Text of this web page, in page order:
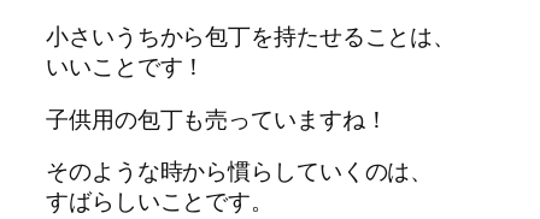
小さいうちから包丁を持たせることは、
いいことです！
子供用の包丁も売っていますね！
そのような時から慣らしていくのは、
すばらしいことです。